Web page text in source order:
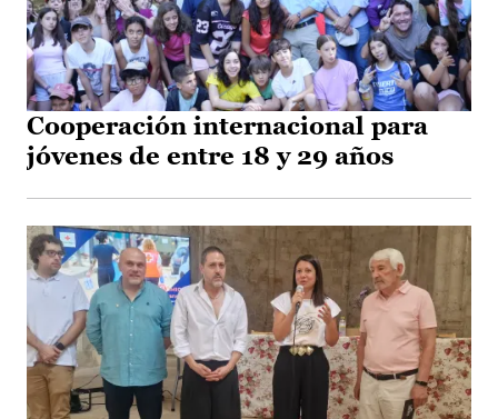
Cooperación internacional para
jóvenes de entre 18 y 29 años